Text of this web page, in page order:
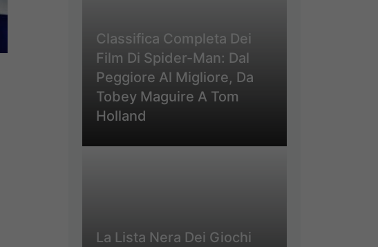
Classifica Completa Dei
Film Di Spider-Man: Dal
Peggiore Al Migliore, Da
Tobey Maguire A Tom
Holland
La Lista Nera Dei Giochi